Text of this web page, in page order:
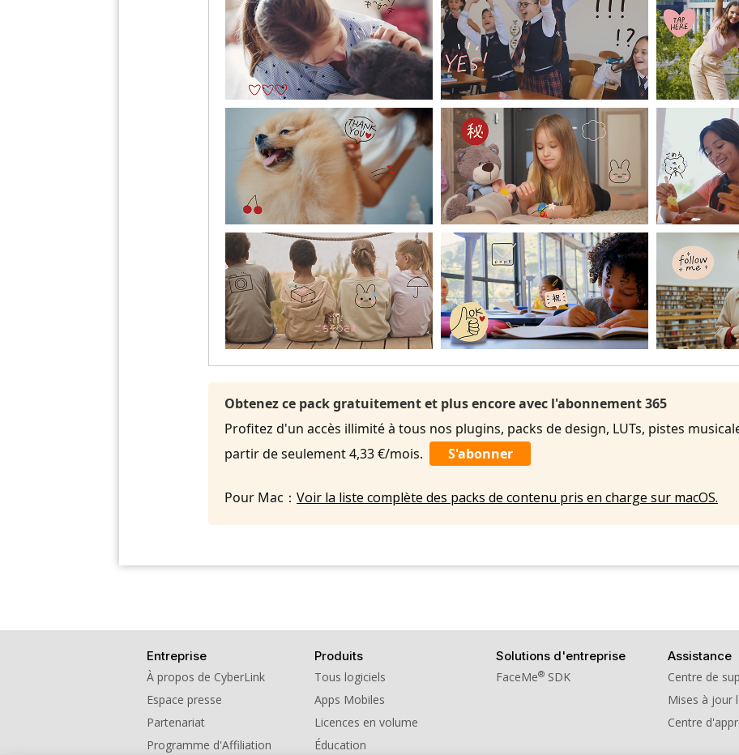
Obtenez ce pack gratuitement et plus encore avec l'abonnement 365
Profitez d'un accès illimité à tous nos plugins, packs de design, LUTs, pistes
partir de seulement 4,33 €/mois.
S'abonner
Pour Mac： Voir la liste complète des packs de contenu pris en charge sur macOS.
Entreprise
À propos de CyberLink
Espace presse
Partenariat
Programme d'Affiliation
Produits
Tous logiciels
Apps Mobiles
Licences en volume
Éducation
Solutions d'entreprise
FaceMe®SDK
Assistance
Centre de
Mises à jour
Centre